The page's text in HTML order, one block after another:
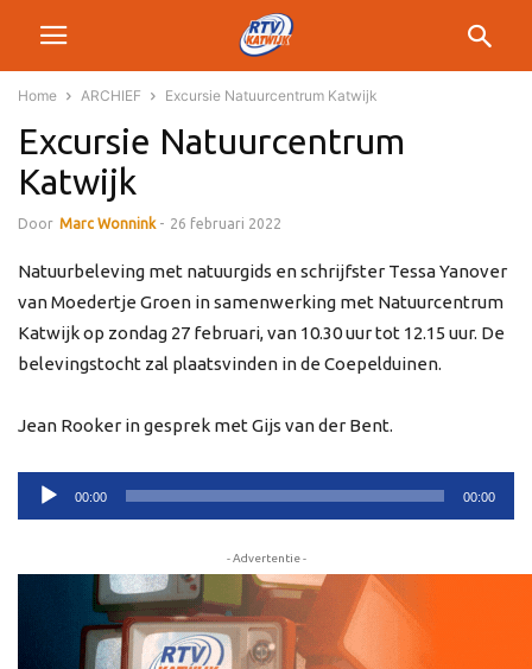
Home ARCHIEF Excursie Natuurcentrum Katwijk
Excursie Natuurcentrum
Katwijk
Door Marc Wonnink - 26 februari 2022
Natuurbeleving met natuurgids en schrijfster Tessa Yanover
van Moedertje Groen in samenwerking met Natuurcentrum
Katwijk op zondag 27 februari, van 10.30 uur tot 12.15 uur. De
belevingstocht zal plaatsvinden in de Coepelduinen.
Jean Rooker in gesprek met Gijs van der Bent.
Audiospeler
00:00 00:00
- Advertentie -